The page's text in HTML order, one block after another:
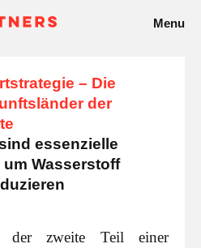
Menu
– Die
der
essenzielle
Wasserstoff
der zweite Teil einer